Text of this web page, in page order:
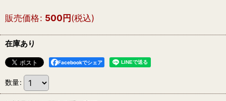
販売価格: 500円(税込)
在庫あり
Facebookでシェア
数量: